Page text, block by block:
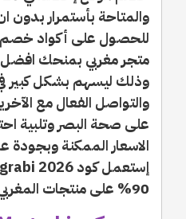
والمتاحة بأستمرار بدون
للحصول على أكواد خصم
متجر مغربي بمنحك افضل
وذلك ليسهم بشكل كبير
والتواصل الفعال مع
على صحة البصر وتلبية
الاسعار الممكنة
90% على منتجات المغربي للبصريات !